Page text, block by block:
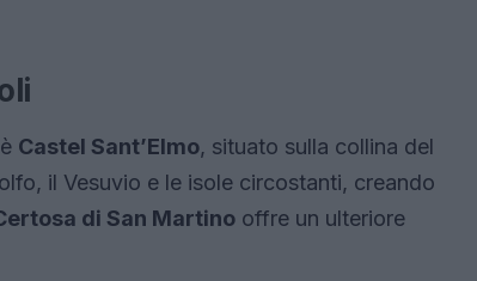
Castel Sant’Elmo, situato sulla collina del
il Vesuvio e le isole circostanti, creando
di San Martino offre un ulteriore